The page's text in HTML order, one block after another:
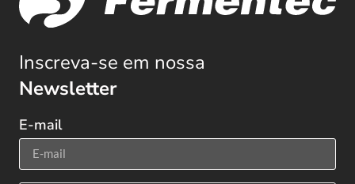
Inscreva-se em nossa
Newsletter
E-mail